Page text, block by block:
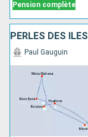
Pension complète
PERLES DES
Paul Gauguin